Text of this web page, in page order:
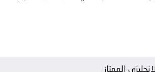
الممتاز